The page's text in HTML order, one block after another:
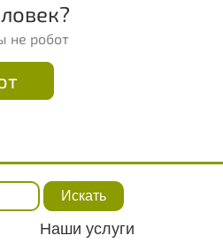
не робот
Искать
Наши услуги